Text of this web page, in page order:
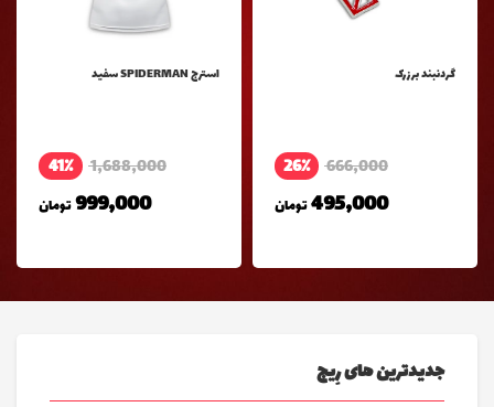
گردنبند برزرک
666,000 26٪
495,000تومان
استرج SPIDERMAN سفيد
1,688,000 41٪
999,000تومان
جدیدترین های رِیج